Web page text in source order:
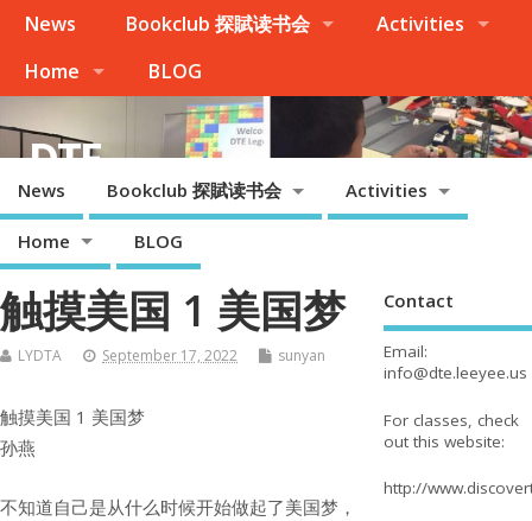
News Bookclub 探賦读书会
Activities
Home
BLOG
DTE
Palo Alto, Cupertino, Evergreen San Jose, Milpitas, Fremont/Newark
News Bookclub 探賦读书会 Activities
Home BLOG
触摸美国 1 美国梦
LYDTA September 17, 2022 sunyan
触摸美国 1 美国梦
孙燕
不知道自己是从什么时候开始做起了美国梦，
Contact
Email:
info@dte.leeyee.us
For classes, check
out this website:
http://